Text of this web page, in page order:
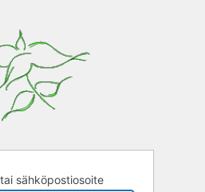
sähköpostiosoite